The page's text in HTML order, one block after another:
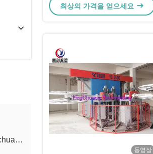
rotomould@czyingchuang.com
최상의 가격을 얻으세요
동영상